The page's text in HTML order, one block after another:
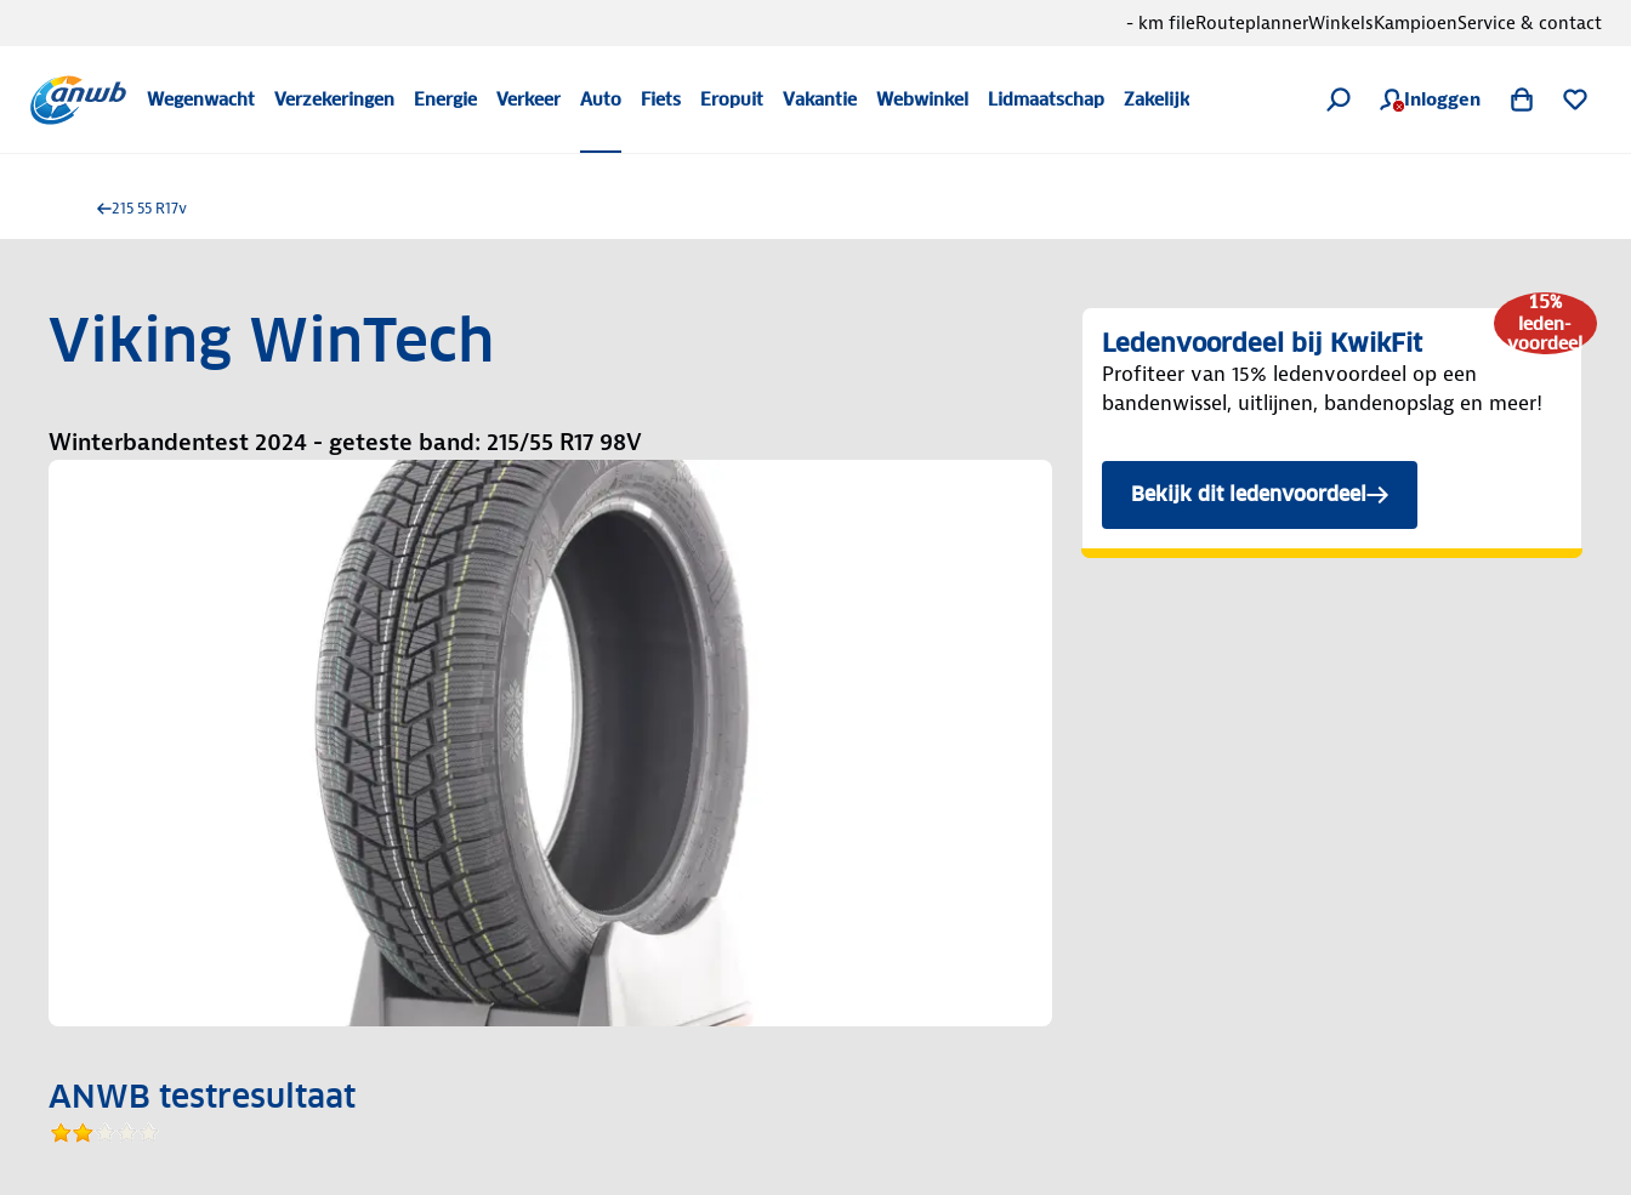
Wegenwacht Verzekeringen Energie Verkeer Auto Fiets Eropuit Vakantie Webwinkel Lidmaatschap Zakelijk Inloggen
- km fileRouteplannerWinkelsKampioenService & contact
215 55 R17v
Viking WinTech
Winterbandentest 2024 - geteste band: 215/55 R17 98V
ANWB testresultaat
15%
leden-
voordeel
Ledenvoordeel bij KwikFit
Profiteer van 15% ledenvoordeel op een
bandenwissel, uitlijnen, bandenopslag en meer!
Bekijk dit ledenvoordeel